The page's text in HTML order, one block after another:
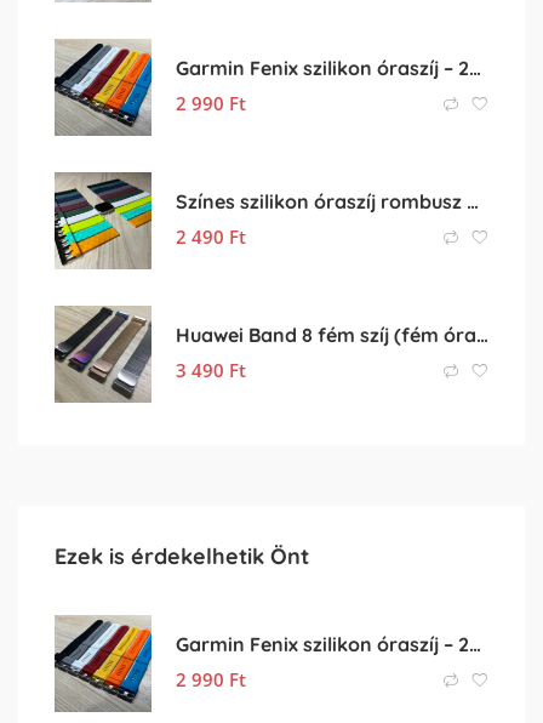
Garmin Fenix szilikon óraszíj – 26mm
2 990 Ft
Színes szilikon óraszíj rombusz mintával (20mm-es méret)
2 490 Ft
Huawei Band 8 fém szíj (fém óraszíj, rozsdamentes acél szíj)
3 490 Ft
Ezek is érdekelhetik Önt
Garmin Fenix szilikon óraszíj – 26mm
2 990 Ft